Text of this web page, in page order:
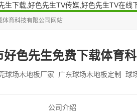
生下载,好色先生TV传媒,好色先生TV在线
育科技有限公司 网站
好色先生免费下载体育
球场木地板厂家 广东球场木地板定制 球
公司介绍